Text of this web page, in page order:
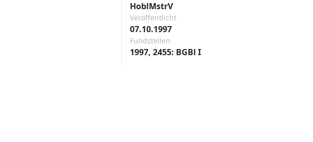
HoblMstrV
Veröffentlicht
07.10.1997
Fundstellen
1997, 2455: BGBl I